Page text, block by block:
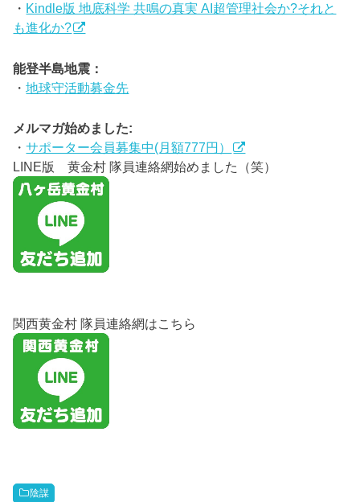
・ Kindle版 地底科学 共鳴の真実 AI超管理社会か?それと
も進化か?
能登半島地震：
・地球守活動募金先
メルマガ始めました:
・サポーター会員募集中(月額777円）
LINE版 黄金村 隊員連絡網始めました（笑）
関西黄金村 隊員連絡網はこちら
陰謀